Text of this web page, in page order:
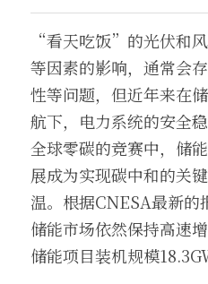
“看天吃饭”的光伏和
等因素的影响，通常会
性等问题，但近年来在
航下，电力系统的安全
全球零碳的竞赛中，储
展成为实现碳中和的关
温。根据CNESA最新的
储能市场依然保持高速
储能项目装机规模